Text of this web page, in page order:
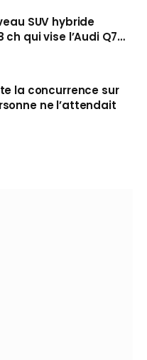
SUV hybride
qui vise l’Audi Q7
automne
la concurrence sur
ne l’attendait